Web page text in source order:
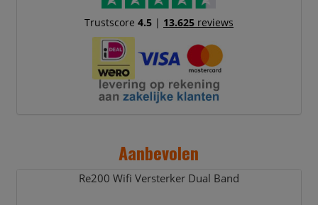
Trustscore 4.5| 13.625reviews
Aanbevolen
Re200 Wifi Versterker Dual Band